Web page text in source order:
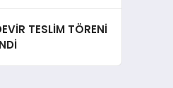
TESLİM TÖRENİ